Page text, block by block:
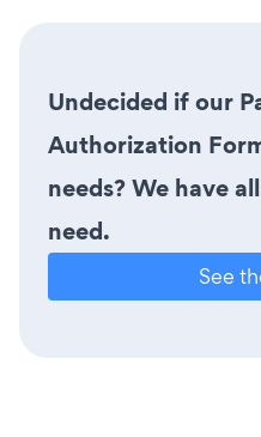
Undecided if our
Authorization
needs? We have
need.
See